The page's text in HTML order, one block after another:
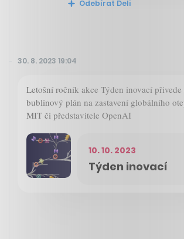
Odebírat Deli
30. 8. 2023 19:04
Letošní ročník akce Týden inovací přivede
bublinový plán na zastavení globálního
MIT či představitele OpenAI
10. 10. 2023
Týden inovací